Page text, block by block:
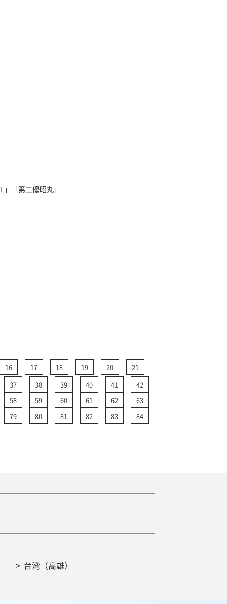
「第二優昭丸」
16 17 18 19 20
21
37
38 39 40 41
42
58
59 60 61 62
63
79
80 81 82 83 84
台湾（高雄）